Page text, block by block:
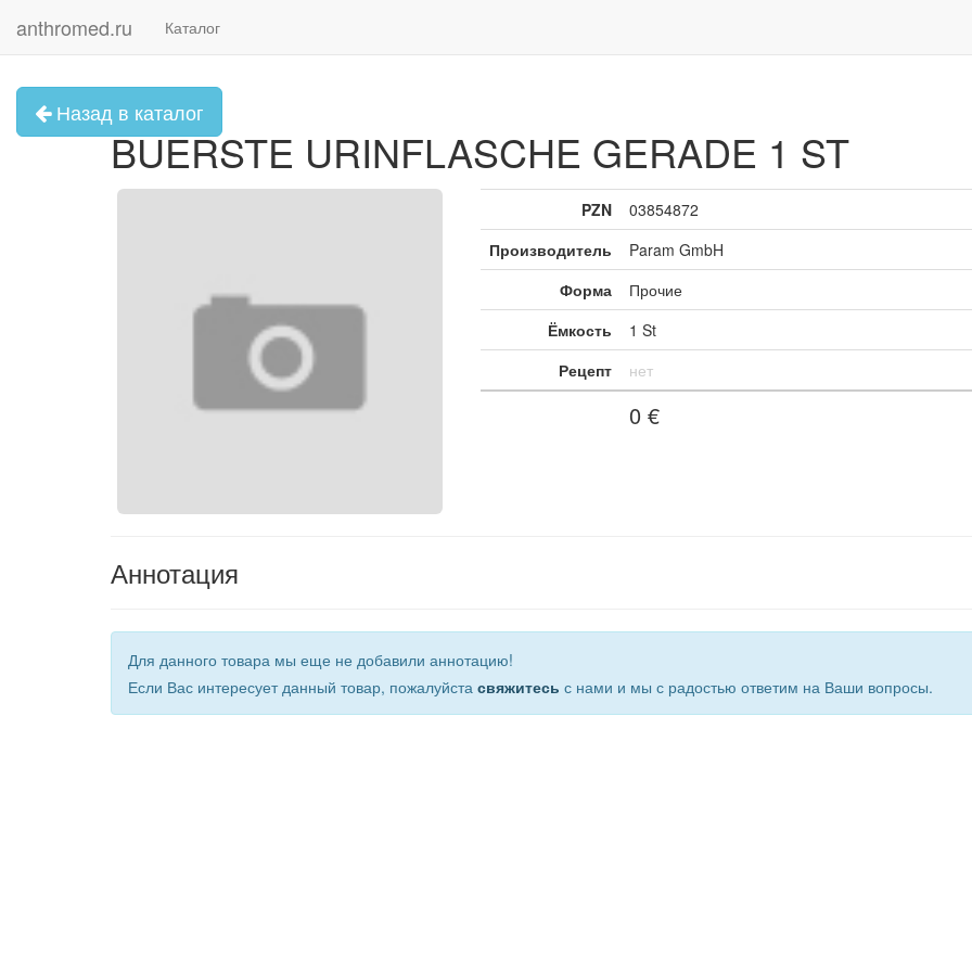
anthromed.ru Каталог
Назад в каталог
BUERSTE URINFLASCHE GERADE 1 ST
PZN
03854872
Производитель
Param GmbH
Форма
Прочие
Ёмкость
1 St
Рецепт
нет
0 €
Аннотация
Для данного товара мы еще не добавили аннотацию!
Если Вас интересует данный товар, пожалуйста свяжитесь с нами и мы с радостью ответим на Ваши вопросы.